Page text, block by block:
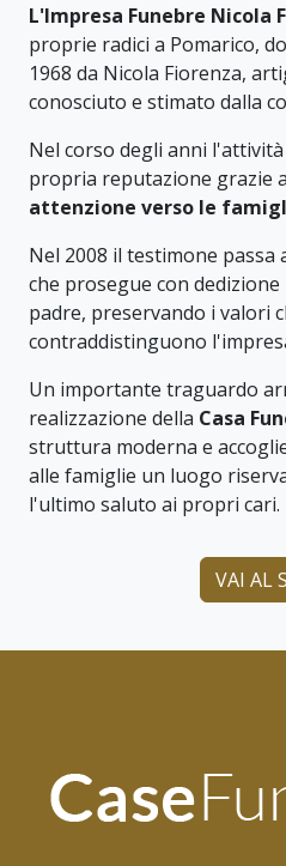
L'Impresa Funebre Nicola
proprie radici a Pomarico,
1968 da Nicola Fiorenza,
conosciuto e stimato dalla
Nel corso degli anni
propria reputazione grazie a
attenzione verso le
Nel 2008 il testimone passa
che prosegue con
padre, preservando i valori
contraddistinguono
Un importante traguardo
realizzazione della Casa
struttura moderna e
alle famiglie un luogo
l'ultimo saluto ai propri cari.
VAI AL